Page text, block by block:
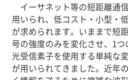
イーサネット等の短距離通
用いられ、低コスト・小型・
が求められます。いままで短
号の強度のみを変化させ、1
光受信素子を使用する単純な
が用いられてきました。近年